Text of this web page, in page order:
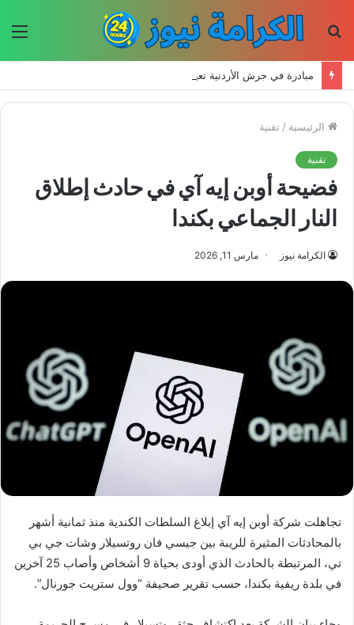
الرئيسية / تقنية
تقنية
فضيحة أوبن إيه آي في حادث إطلاق
النار الجماعي بكندا
الكرامة نيوز مارس 11, 2026
تجاهلت شركة أوبن إيه آي إبلاغ السلطات الكندية منذ ثمانية أشهر
بالمحادثات المثيرة للريبة بين جيسي فان روتسيلار وشات جي بي
تي، المرتبطة بالحادث الذي أودى بحياة 9 أشخاص وأصاب 25 آخرين
في بلدة ريفية بكندا، حسب تقرير صحيفة “وول ستريت جورنال”.